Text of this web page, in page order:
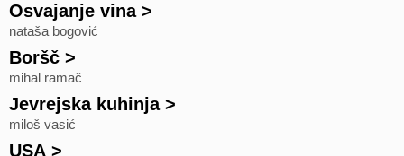
Osvajanje vina>
nataša bogović
Boršč >
mihal ramač
Jevrejska kuhinja>
miloš vasić
USA >